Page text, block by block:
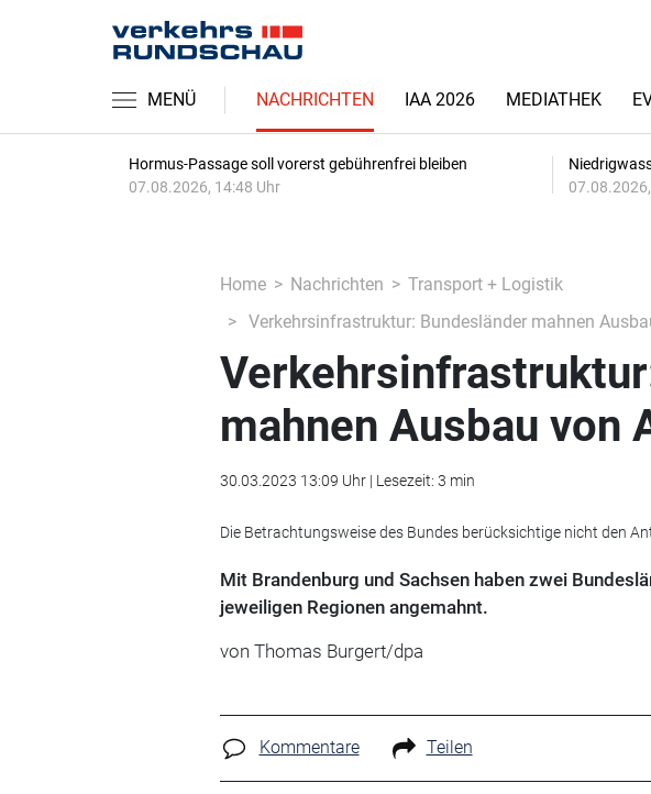
MENÜ NACHRICHTEN IAA 2026 MEDIATHEK
Hormus-Passage soll vorerst gebührenfrei bleiben
07.08.2026, 14:48 Uhr
Home Nachrichten
Transport + Logistik
Verkehrsinfrastruktur: Bundesländer mahnen
mahnen Ausbau von
30.03.2023 13:09 Uhr | Lesezeit: 3 min
Die Betrachtungsweise des Bundes berücksichtige nicht den
Mit Brandenburg und Sachsen haben zwei
jeweiligen Regionen angemahnt.
von Thomas Burgert/dpa
Kommentare Teilen